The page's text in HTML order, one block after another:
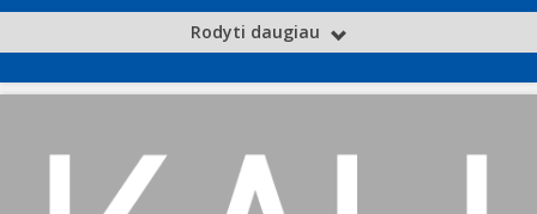
Rodyti daugiau